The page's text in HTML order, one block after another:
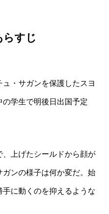
らすじ
・サガンを保護したスヨ
学生で明後日出国予定
上げたシールドから顔が
ガンの様子は何か変だ。始
に動くのを抑えるような